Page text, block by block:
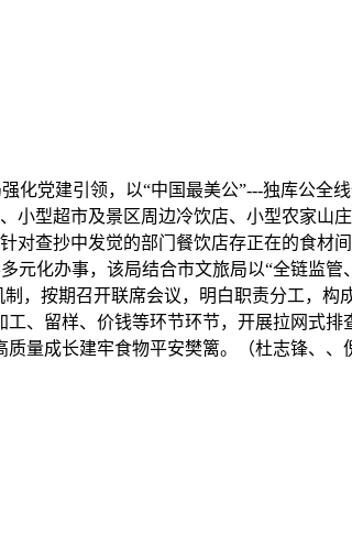
党建引领，以“中国最美公”---独库公全
小型超市及景区周边冷饮店、小型农家山
对查抄中发觉的部门餐饮店存正在的食材
化办事，该局结合市文旅局以“全链监
，按期召开联席会议，明白职责分工，构
、留样、价钱等环节环节，开展拉网式
质量成长建牢食物平安樊篱。（杜志锋、、